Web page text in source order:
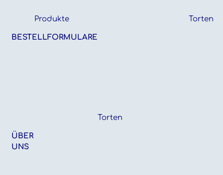
Produkte Torten
BESTELLFORMULARE
Torten
ÜBER
UNS